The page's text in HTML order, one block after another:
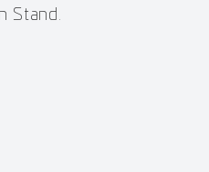
Stand.